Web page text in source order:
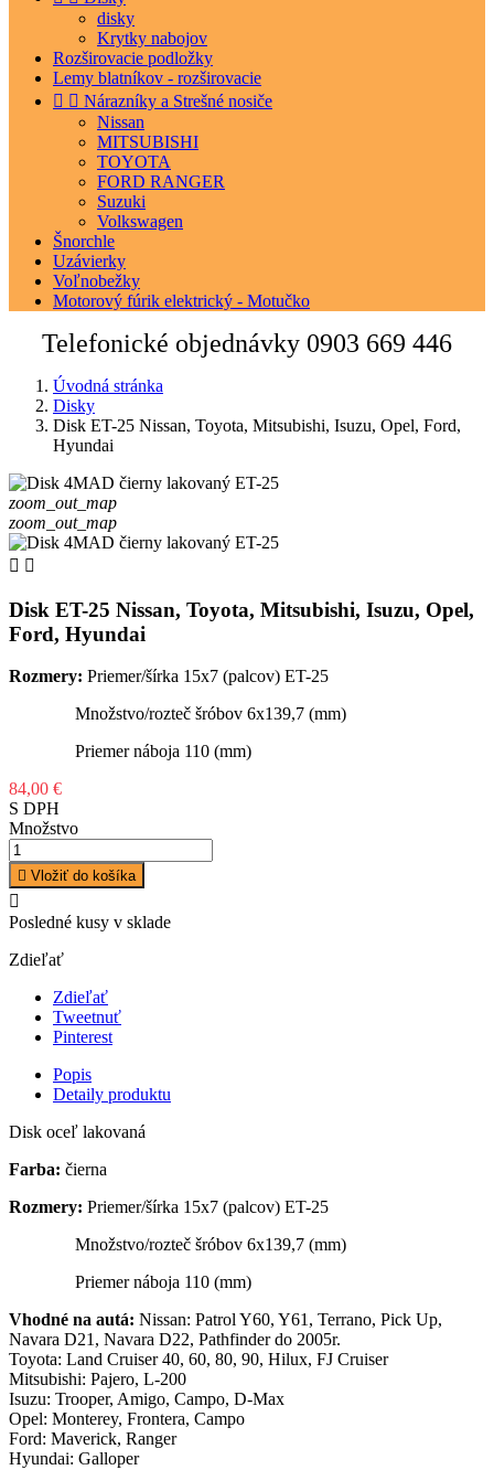
disky
Krytky nabojov
Rozširovacie podložky
Lemy blatníkov - rozširovacie
  Nárazníky a Strešné nosiče
Nissan
MITSUBISHI
TOYOTA
FORD RANGER
Suzuki
Volkswagen
Šnorchle
Uzávierky
Voľnobežky
Motorový fúrik elektrický - Motučko
Telefonické objednávky 0903 669 446
Úvodná stránka
Disky
Disk ET-25 Nissan, Toyota, Mitsubishi, Isuzu, Opel, Ford,
Hyundai
zoom_out_map
zoom_out_map
 
Disk ET-25 Nissan, Toyota, Mitsubishi, Isuzu, Opel,
Ford, Hyundai
Rozmery: Priemer/šírka 15x7 (palcov) ET-25
Množstvo/rozteč šróbov 6x139,7 (mm)
Priemer náboja 110 (mm)
84,00 €
S DPH
Množstvo
 Vložiť do košíka

Posledné kusy v sklade
Zdieľať
Zdieľať
Tweetnuť
Pinterest
Popis
Detaily produktu
Disk oceľ lakovaná
Farba: čierna
Rozmery: Priemer/šírka 15x7 (palcov) ET-25
Množstvo/rozteč šróbov 6x139,7 (mm)
Priemer náboja 110 (mm)
Vhodné na autá: Nissan: Patrol Y60, Y61, Terrano, Pick Up,
Navara D21, Navara D22, Pathfinder do 2005r.
Toyota: Land Cruiser 40, 60, 80, 90, Hilux, FJ Cruiser
Mitsubishi: Pajero, L-200
Isuzu: Trooper, Amigo, Campo, D-Max
Opel: Monterey, Frontera, Campo
Ford: Maverick, Ranger
Hyundai: Galloper